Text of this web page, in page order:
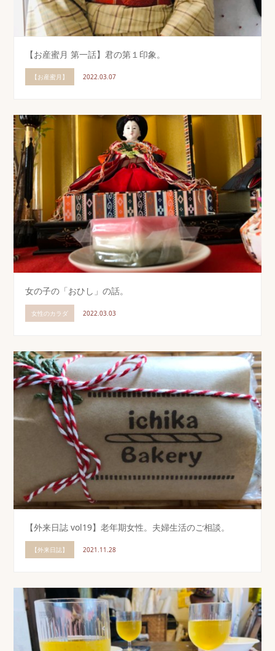
【お産蜜月 第一話】君の第１印象。
【お産蜜月】 2022.03.07
女の子の「おひし」の話。
女性のカラダ 2022.03.03
【外来日誌 vol19】老年期女性。夫婦生活のご相談。
【外来日誌】 2021.11.28